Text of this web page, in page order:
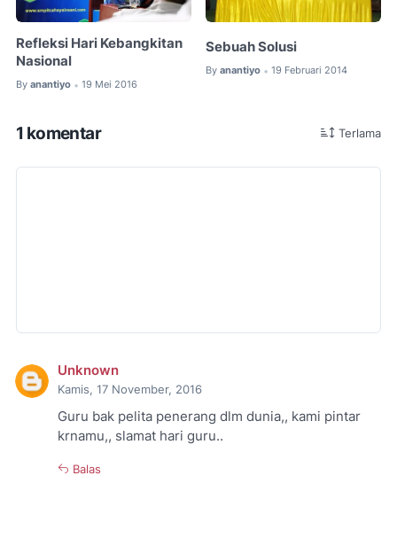
Refleksi Hari Kebangkitan
Nasional
By anantiyo • 19 Mei 2016
Sebuah Solusi
By anantiyo • 19 Februari 2014
1 komentar Terlama
Unknown
Kamis, 17 November, 2016
Guru bak pelita penerang dlm dunia,, kami pintar
krnamu,, slamat hari guru..
Balas